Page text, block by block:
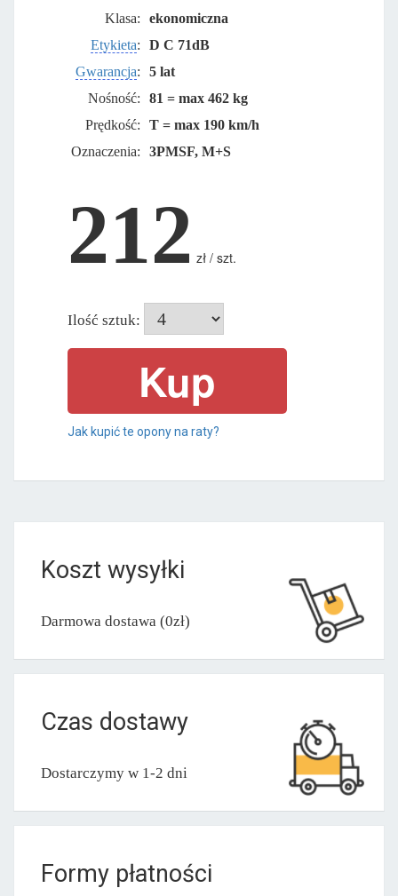
Klasa:
ekonomiczna
Etykieta:
D C 71dB
Gwarancja:
5 lat
Nośność:
81 = max 462 kg
Prędkość:
T = max 190 km/h
Oznaczenia:
3PMSF, M+S
212 zł / szt.
Ilość sztuk:
Jak kupić te opony na raty?
Koszt wysyłki
Darmowa dostawa (0zł)
Czas dostawy
Dostarczymy w 1-2 dni
Formy płatności